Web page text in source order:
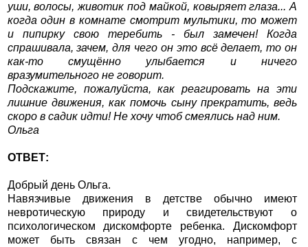
уши, волосы, животик под майкой, ковыряет глаза... А
когда один в комнате смотрит мультики, то может
и пипирку свою теребить - был замечен! Когда
спрашивала, зачем, для чего он это всё делает, то он
как-то смущённо улыбается и ничего
вразумительного не говорит.
Подскажите, пожалуйста, как реагировать на эти
лишние движения, как помочь сыну прекратить, ведь
скоро в садик идти! Не хочу чтоб смеялись над ним.
Ольга
ОТВЕТ:
Добрый день Ольга.
Навязчивые движения в детстве обычно имеют
невротическую природу и свидетельствуют о
психологическом дискомфорте ребенка. Дискомфорт
может быть связан с чем угодно, например, с